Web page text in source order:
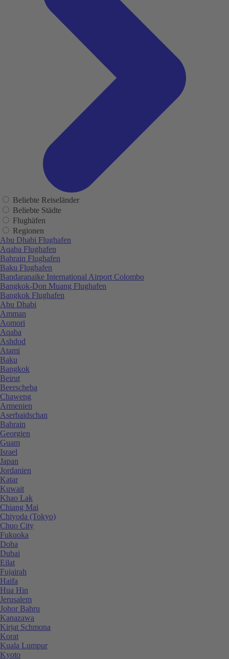
Beliebte Reiseländer
Beliebte Städte
Flughäfen
Regionen
Abu Dhabi Flughafen
Aqaba Flughafen
Bahrain Flughafen
Baku Flughafen
Bandaranaike International Airport Colombo
Bangkok-Don Muang Flughafen
Bangkok Flughafen
Abu Dhabi
Amman
Aomori
Aqaba
Ashdod
Atami
Baku
Bangkok
Beirut
Beerscheba
Chaweng
Armenien
Aserbaidschan
Bahrain
Georgien
Guam
Israel
Japan
Jordanien
Katar
Kuwait
Khao Lak
Chiang Mai
Chiyoda (Tokyo)
Chuo City
Fukuoka
Doha
Dubai
Eilat
Fujairah
Haifa
Hua Hin
Jerusalem
Johor Bahru
Kanazawa
Kirjat Schmona
Korat
Kuala Lumpur
Kyoto